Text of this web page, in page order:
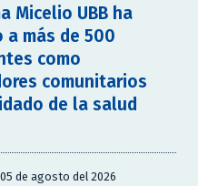
Micelio UBB ha
a más de 500
como
comunitarios
de la salud
de agosto del 2026